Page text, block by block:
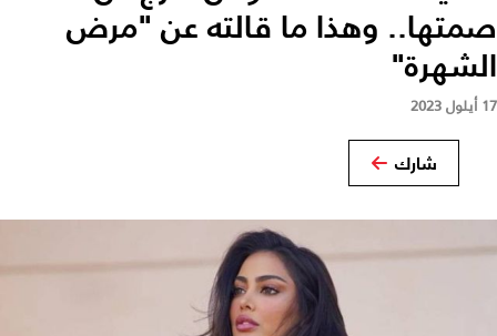
صمتها.. وهذا ما قالته عن "مرض
الشهرة"
17 أيلول 2023
شارك